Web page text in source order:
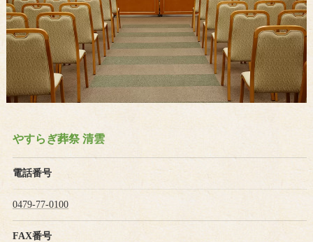
やすらぎ葬祭 清雲
電話番号
0479-77-0100
FAX番号